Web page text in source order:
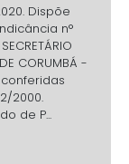
Dispõe
n°
CORUMBÁ -
2000.
de P...